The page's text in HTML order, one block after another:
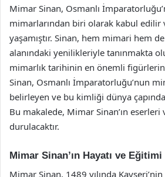
Mimar Sinan, Osmanlı
mimarlarından biri olarak kabul edilir
yaşamıştır. Sinan, hem mimari hem
alanındaki yenilikleriyle tanınmakta
mimarlık tarihinin en önemli
Sinan, Osmanlı İmparatorluğu’nun
belirleyen ve bu kimliği dünya
Bu makalede, Mimar Sinan’ın
durulacaktır.
Mimar Sinan’ın Hayatı ve Eğitimi
Mimar Sinan, 1489 yılında